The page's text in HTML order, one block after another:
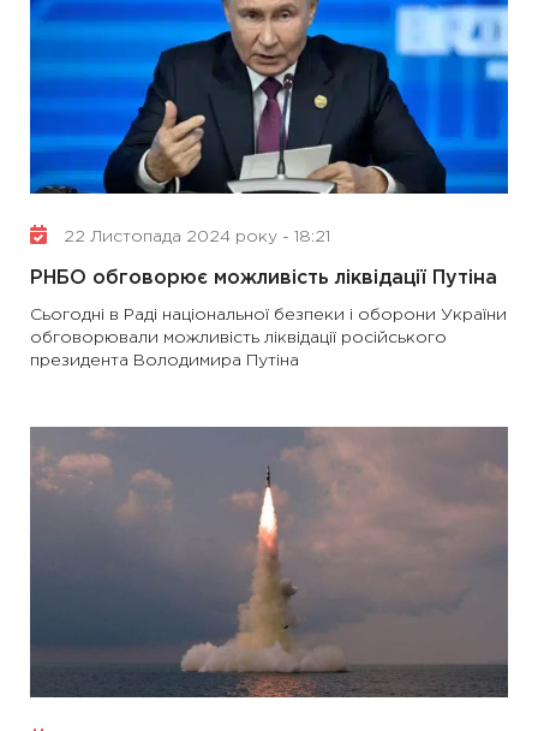
22 Листопада 2024 року - 18:21
РНБО обговорює можливість ліквідації Путіна
Сьогодні в Раді національної безпеки і оборони України
обговорювали можливість ліквідації російського
президента Володимира Путіна